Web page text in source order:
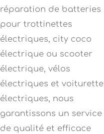
réparation de batteries
pour trottinettes
électriques, city coco
électrique ou scooter
électrique, vélos
électriques et
électriques, nous
garantissons un service
de qualité et efficace